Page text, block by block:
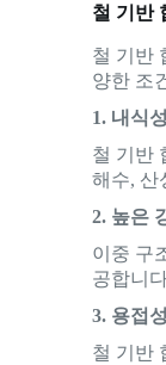
철 기반
철 기반
양한 조
1. 내식성
철 기반
해수, 산
2. 높은
이중 구
공합니
3. 용접성
철 기반